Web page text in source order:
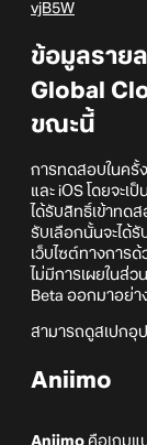
vjB5W
ข้อมูลราย
Global
ขณะนี้
การทดสอบในครั้
และ iOS โดยจะ
ได้รับสิทธิ์เข้าทด
รับเลือกนั้นจะได้
เว็บไซต์ทางการ
ไม่มีการเผยในส่
Beta ออกมาอย่
สามารถดูสเปกอุ
Aniimo
Aniimo คือเกมแ